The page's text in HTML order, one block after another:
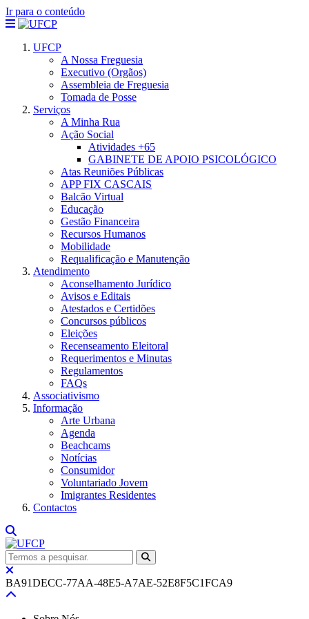
Ir para o conteúdo
UFCP
A Nossa Freguesia
Executivo (Orgãos)
Assembleia de Freguesia
Tomada de Posse
Serviços
A Minha Rua
Ação Social
Atividades +65
GABINETE DE APOIO PSICOLÓGICO
Atas Reuniões Públicas
APP FIX CASCAIS
Balcão Virtual
Educação
Gestão Financeira
Recursos Humanos
Mobilidade
Requalificação e Manutenção
Atendimento
Aconselhamento Jurídico
Avisos e Editais
Atestados e Certidões
Concursos públicos
Eleições
Recenseamento Eleitoral
Requerimentos e Minutas
Regulamentos
FAQs
Associativismo
Informação
Arte Urbana
Agenda
Beachcams
Notícias
Consumidor
Voluntariado Jovem
Imigrantes Residentes
Contactos
BA91DECC-77AA-48E5-A7AE-52E8F5C1FCA9